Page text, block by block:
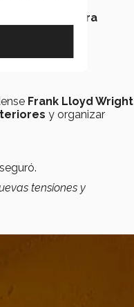
la
arquitectura
Frank Lloyd Wright
y organizar
tensiones y